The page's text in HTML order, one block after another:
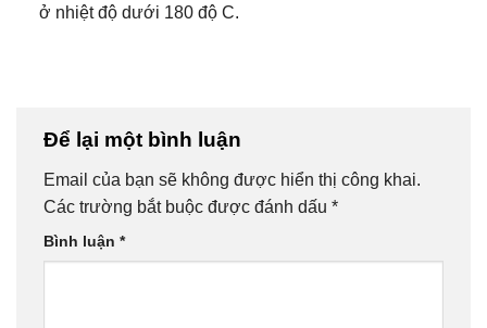
ở nhiệt độ dưới 180 độ C.
Để lại một bình luận
Email của bạn sẽ không được hiển thị công khai.
Các trường bắt buộc được đánh dấu *
Bình luận *